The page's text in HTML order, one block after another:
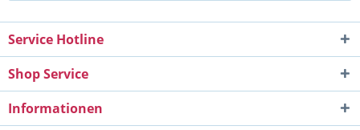
Service Hotline
Shop Service
Informationen